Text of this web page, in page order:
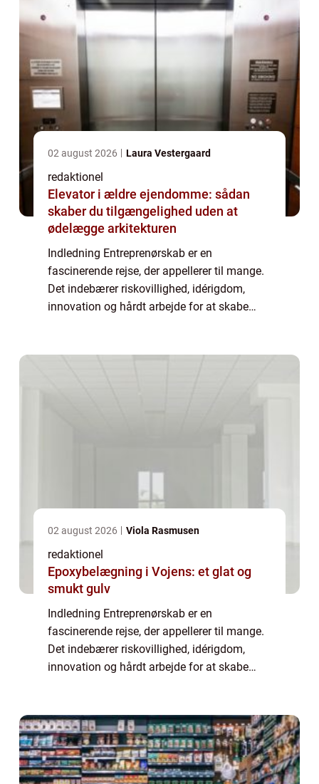
02 august 2026 Laura Vestergaard
redaktionel
Elevator i ældre ejendomme: sådan
skaber du tilgængelighed uden at
ødelægge arkitekturen
Indledning Entreprenørskab er en
fascinerende rejse, der appellerer til mange.
Det indebærer riskovillighed, idérigdom,
innovation og hårdt arbejde for at skabe
02 august 2026 Viola Rasmusen
redaktionel
Epoxybelægning i Vojens: et glat og
smukt gulv
Indledning Entreprenørskab er en
fascinerende rejse, der appellerer til mange.
Det indebærer riskovillighed, idérigdom,
innovation og hårdt arbejde for at skabe